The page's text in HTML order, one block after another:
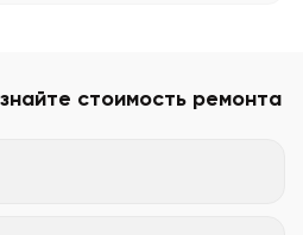
стоимость ремонта